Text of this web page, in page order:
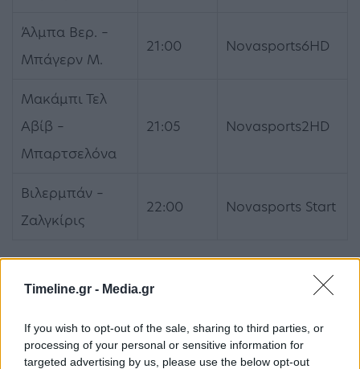
Timeline.gr - Media.gr
If you wish to opt-out of the sale, sharing to third parties, or
processing of your personal or sensitive information for
targeted advertising by us, please use the below opt-out
Άλμπα Βερ. –
Μπάγερν Μ.
21:00 Novasports6HD
Μακάμπι Τελ
Αβίβ –
Μπαρτσελόνα
21:05 Novasports2HD
Βιλερμπάν –
Ζαλγκίρις
22:00 Novasports Start
ΑΓΩΝΑΣ ΩΡΑ ΚΑΝΑΛΙ
Παναθηναϊκός –